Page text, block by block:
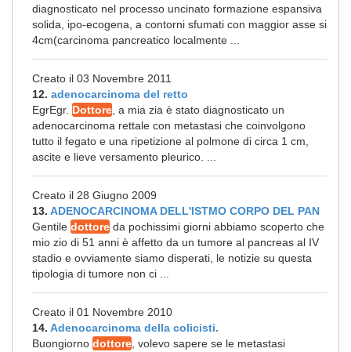
diagnosticato nel processo uncinato formazione espansiva
solida, ipo-ecogena, a contorni sfumati con maggior asse si
4cm(carcinoma pancreatico localmente ...
Creato il 03 Novembre 2011
12. adenocarcinoma del retto
EgrEgr. Dottore , a mia zia è stato diagnosticato un
adenocarcinoma rettale con metastasi che coinvolgono
tutto il fegato e una ripetizione al polmone di circa 1 cm,
ascite e lieve versamento pleurico. ...
Creato il 28 Giugno 2009
13. ADENOCARCINOMA DELL'ISTMO CORPO DEL PAN
Gentile dottore da pochissimi giorni abbiamo scoperto che
mio zio di 51 anni è affetto da un tumore al pancreas al IV
stadio e ovviamente siamo disperati, le notizie su questa
tipologia di tumore non ci ...
Creato il 01 Novembre 2010
14. Adenocarcinoma della colicisti.
Buongiorno dottore , volevo sapere se le metastasi